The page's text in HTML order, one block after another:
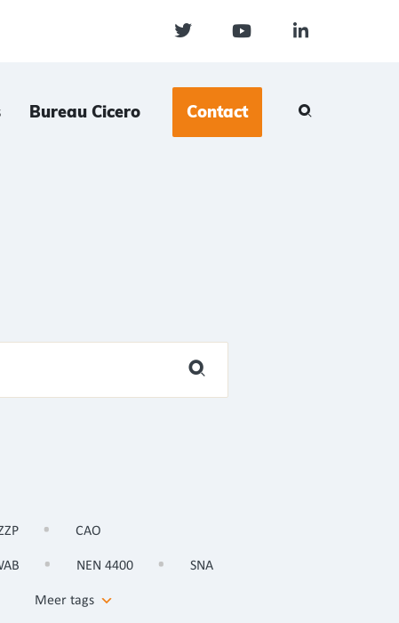
Bureau Cicero Contact
CAO
NEN 4400 SNA
Meer tags